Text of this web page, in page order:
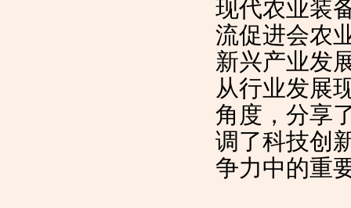
现代农业装
流促进会农
新兴产业发
从行业发展
角度，分享
调了科技创
争力中的重